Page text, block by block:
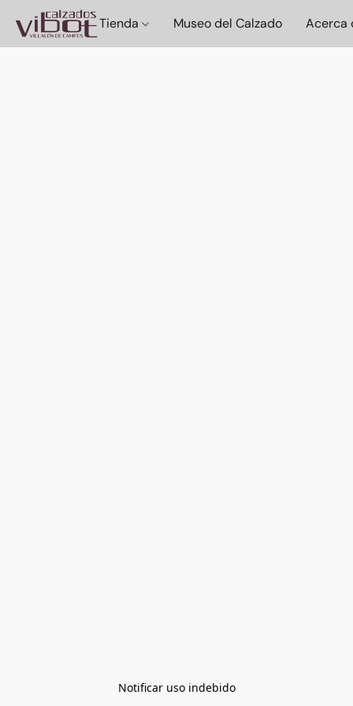
Tienda Museo del Calzado Acerca
Notificar uso indebido